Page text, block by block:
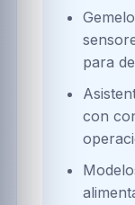
para
con